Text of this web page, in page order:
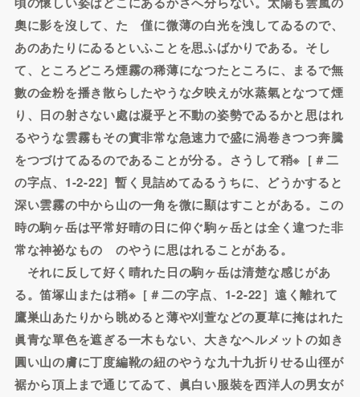
奧に影を沒して、たゞ僅に微薄の白光を洩してゐるので、
あのあたりにゐるといふことを思ふばかりである。そし
て、ところどころ煙霧の稀薄になつたところに、まるで無
數の金粉を播き散らしたやうな夕映えが水蒸氣となつて煙
り、日の射さない處は凝乎と不動の姿勢でゐるかと思はれ
るやうな雲霧もその實非常な急速力で盛に渦卷きつつ奔騰
をつづけてゐるのであることが分る。さうして稍※［＃二
の字点、1-2-22］暫く見詰めてゐるうちに、どうかすると
深い雲霧の中から山の一角を微に顯はすことがある。この
時の駒ヶ岳は平常好晴の日に仰ぐ駒ヶ岳とは全く違つた非
常な神祕なものゝのやうに思はれることがある。
それに反して好く晴れた日の駒ヶ岳は清楚な感じがあ
る。笛塚山または稍※［＃二の字点、1-2-22］遠く離れて
鷹巣山あたりから眺めると薄や刈萱などの夏草に掩はれた
眞青な單色を遮ぎる一木もない、大きなヘルメットの如き
圓い山の膚に丁度編靴の紐のやうな九十九折りせる山徑が
裾から頂上まで通じてゐて、眞白い服裝を西洋人の男女が